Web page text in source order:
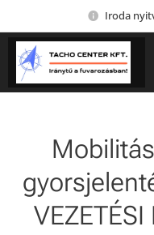
Iroda
VEZETÉSI